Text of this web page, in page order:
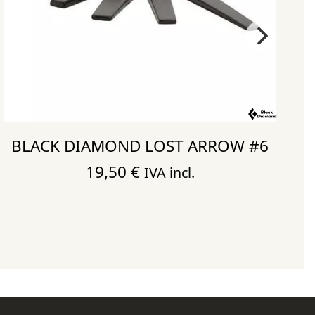
BLACK DIAMOND LOST ARROW #6
19,50 € IVA incl.